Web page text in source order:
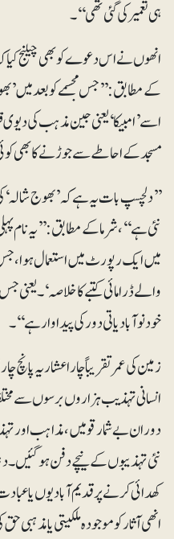
ہی تعمیر کی گئی تھی‘‘۔
انھوں نے اس دعوے کو بھی چیلنج کیا
کے مطابق: ’’جس مجسمے کو بعد
اسے’امبیکا‘یعنی جین مذہب کی دیوی
مسجد کے احاطے سے جوڑنے کا بھی
’’دلچسپ بات یہ ہے کہ’بھوج
نئی ہے‘‘، شرما کے مطابق:’’یہ نام
میں ایک رپورٹ میں استعمال ہوا، جس
والے ڈرامائی کتبے کا خلاصہ‘۔ یعنی جس
خود نوآبادیاتی دور کی پیداوار ہے‘‘۔
زمین کی عمر تقریباً چار اعشاریہ
انسانی تہذیب ہزاروں برسوں سے
دوران بے شمار قومیں، مذاہب اور
نئی تہذیبوں کے نیچے دفن
کھدائی کرنے پر قدیم آبادیوں یا
انھی آثار کو موجودہ ملکیتی یا مذہبی حق